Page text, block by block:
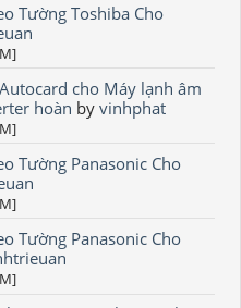
Tường Toshiba Cho
cho Máy lạnh âm
hoàn byvinhphat
Tường Panasonic Cho
Tường Panasonic Cho